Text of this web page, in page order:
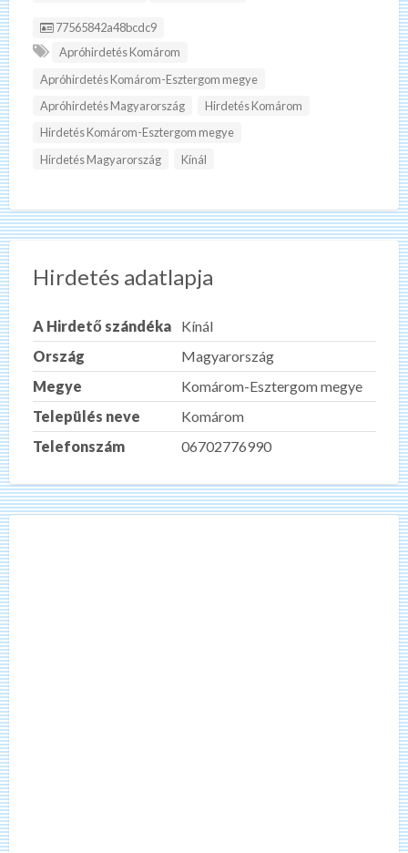
Hirdetés ID:
77565842a48bcdc9
Apróhirdetés Komárom
Apróhirdetés Komárom-Esztergom megye
Apróhirdetés Magyarország
Hirdetés Komárom
Hirdetés Komárom-Esztergom megye
Hirdetés Magyarország
Kínál
Hirdetés adatlapja
A Hirdető szándéka
Kínál
Ország
Magyarország
Megye
Komárom-Esztergom megye
Település neve
Komárom
Telefonszám
06702776990